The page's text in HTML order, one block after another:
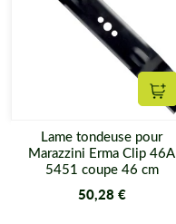
Lame tondeuse pour
Marazzini Erma Clip 46A
5451 coupe 46 cm
50,28 €